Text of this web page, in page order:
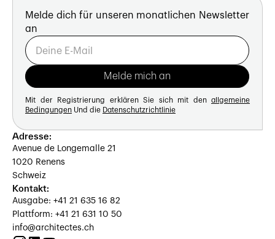
Melde dich für unseren monatlichen Newsletter
an
Mit der Registrierung erklären Sie sich mit den allgemeine
Bedingungen Und die Datenschutzrichtlinie
Adresse:
Avenue de Longemalle 21
1020 Renens
Schweiz
Kontakt:
Ausgabe: +41 21 635 16 82
Plattform: +41 21 631 10 50
info@architectes.ch